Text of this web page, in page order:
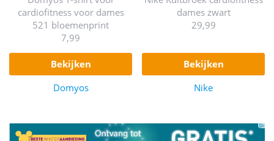
cardiofitness voor dames
521 bloemenprint
7,99
bekijken
Domyos
dames zwart
29,99
bekijken
Nike